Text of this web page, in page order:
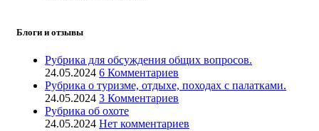
Блоги и отзывы
Рубрика для обсуждения общих вопросов.
24.05.2024 6 Комментариев
Рубрика о туризме, отдыхе, походах с палатками.
24.05.2024 3 Комментариев
Рубрика об охоте
24.05.2024 Нет комментариев